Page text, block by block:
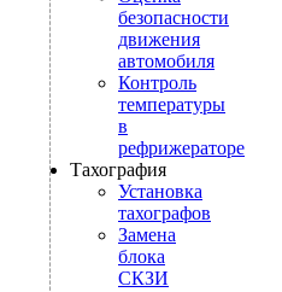
безопасности
движения
автомобиля
Контроль
температуры
в
рефрижераторе
Тахография
Установка
тахографов
Замена
блока
СКЗИ